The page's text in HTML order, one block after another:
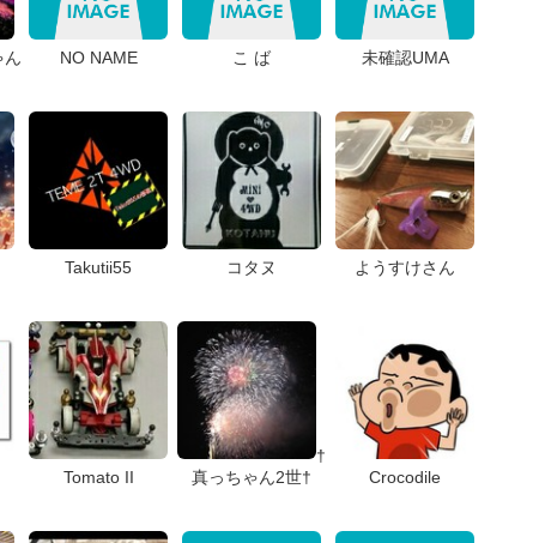
NO NAME こ ば 未確認UMA
Takutii55 コタヌ ようすけさん
Tomato II
†
真っちゃん2世†
Crocodile